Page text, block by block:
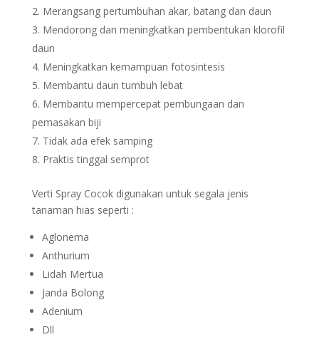
Merangsang pertumbuhan akar, batang dan daun
Mendorong dan meningkatkan pembentukan klorofil
daun
Meningkatkan kemampuan fotosintesis
Membantu daun tumbuh lebat
Membantu mempercepat pembungaan dan
pemasakan biji
Tidak ada efek samping
Praktis tinggal semprot
Verti Spray Cocok digunakan untuk segala jenis
tanaman hias seperti :
Aglonema
Anthurium
Lidah Mertua
Janda Bolong
Adenium
Dll